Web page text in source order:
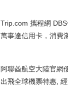
Trip.com 攜程網
萬事達信用卡，消費
0/ 用DBS Eminent
阿聯酋航空大陸官網
出飛全球機票特惠,